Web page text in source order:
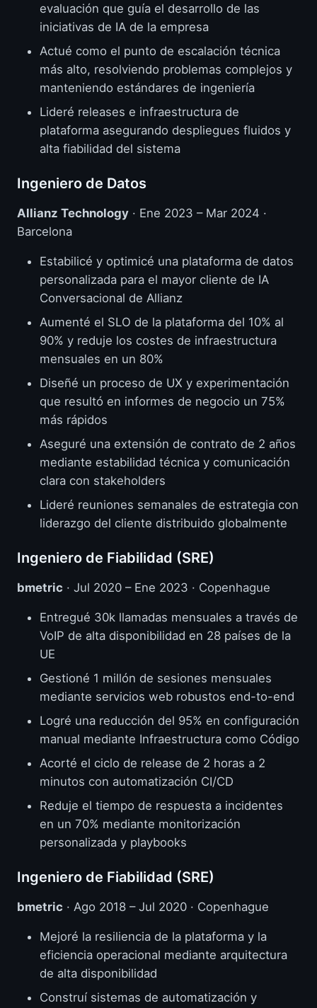
evaluación que guía el desarrollo de las
iniciativas de IA de la empresa
Actué como el punto de escalación técnica
más alto, resolviendo problemas complejos y
manteniendo estándares de ingeniería
Lideré releases e infraestructura de
plataforma asegurando despliegues fluidos y
alta fiabilidad del sistema
Ingeniero de Datos
Allianz Technology · Ene 2023 – Mar 2024 ·
Barcelona
Estabilicé y optimicé una plataforma de datos
personalizada para el mayor cliente de IA
Conversacional de Allianz
Aumenté el SLO de la plataforma del 10% al
90% y reduje los costes de infraestructura
mensuales en un 80%
Diseñé un proceso de UX y experimentación
que resultó en informes de negocio un 75%
más rápidos
Aseguré una extensión de contrato de 2 años
mediante estabilidad técnica y comunicación
clara con stakeholders
Lideré reuniones semanales de estrategia con
liderazgo del cliente distribuido globalmente
Ingeniero de Fiabilidad (SRE)
bmetric · Jul 2020 – Ene 2023 · Copenhague
Entregué 30k llamadas mensuales a través de
VoIP de alta disponibilidad en 28 países de la
UE
Gestioné 1 millón de sesiones mensuales
mediante servicios web robustos end-to-end
Logré una reducción del 95% en configuración
manual mediante Infraestructura como Código
Acorté el ciclo de release de 2 horas a 2
minutos con automatización CI/CD
Reduje el tiempo de respuesta a incidentes
en un 70% mediante monitorización
personalizada y playbooks
Ingeniero de Fiabilidad (SRE)
bmetric · Ago 2018 – Jul 2020 · Copenhague
Mejoré la resiliencia de la plataforma y la
eficiencia operacional mediante arquitectura
de alta disponibilidad
Construí sistemas de automatización y